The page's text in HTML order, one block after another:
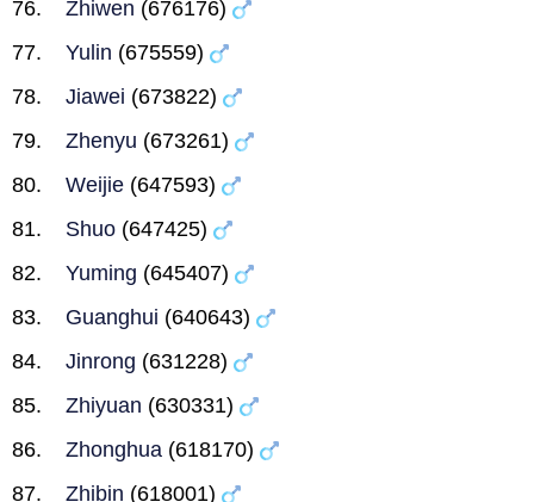
Zhiwen (676176)
Yulin (675559)
Jiawei (673822)
Zhenyu (673261)
Weijie (647593)
Shuo (647425)
Yuming (645407)
Guanghui (640643)
Jinrong (631228)
Zhiyuan (630331)
Zhonghua (618170)
Zhibin (618001)